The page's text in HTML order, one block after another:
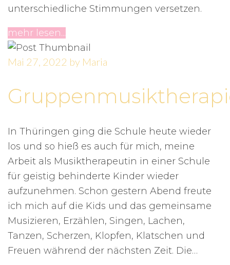
unterschiedliche Stimmungen versetzen.
mehr lesen...
Mai 27, 2022 by Maria
In Thüringen ging die Schule heute wieder
los und so hieß es auch für mich, meine
Arbeit als Musiktherapeutin in einer Schule
für geistig behinderte Kinder wieder
aufzunehmen. Schon gestern Abend freute
ich mich auf die Kids und das gemeinsame
Musizieren, Erzählen, Singen, Lachen,
Tanzen, Scherzen, Klopfen, Klatschen und
Freuen während der nächsten Zeit. Die…